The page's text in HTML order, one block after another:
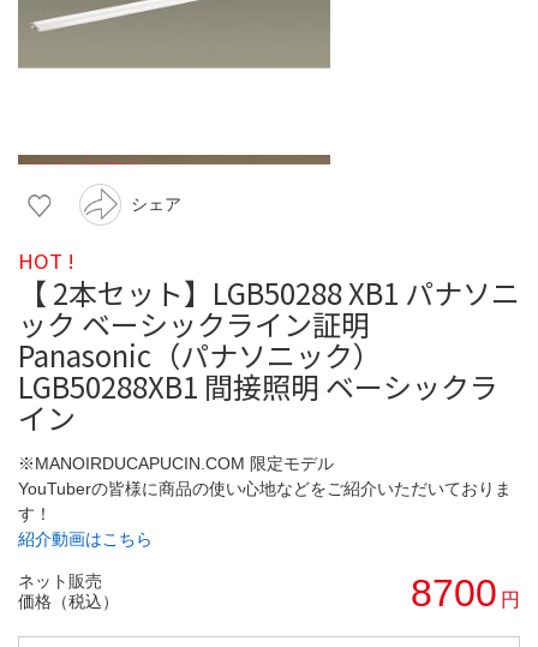
シェア
HOT !
【 2本セット】LGB50288 XB1 パナソニ
ック ベーシックライン証明
Panasonic（パナソニック）
LGB50288XB1 間接照明 ベーシックラ
イン
※MANOIRDUCAPUCIN.COM 限定モデル
YouTuberの皆様に商品の使い心地などをご紹介いただいておりま
す！
紹介動画はこちら
ネット販売
価格（税込）
8700 円